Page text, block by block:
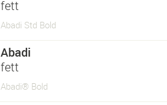
fett
Abadi Std Bold
Abadi
fett
Abadi® Bold